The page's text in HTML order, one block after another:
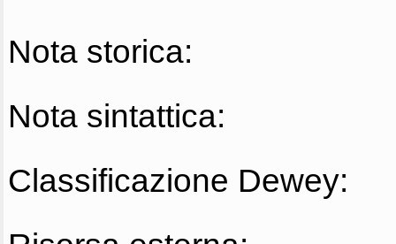
Nota storica:
Nota sintattica:
Classificazione Dewey: